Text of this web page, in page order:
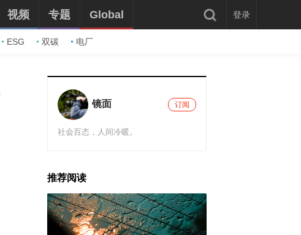
ESG 双碳 电厂
视频 专题 Global 登录
镜面 订阅
社会百态，人间冷暖。
推荐阅读